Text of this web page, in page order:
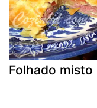
Folhado misto